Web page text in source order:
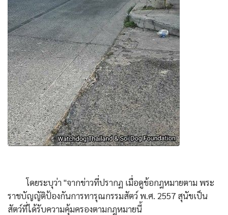
โดยระบุว่า "จากข่าวที่ปรากฏ เมื่อดูข้อกฎหมายตาม พระ
ราชบัญญัติป้องกันการทารุณกรรมสัตว์ พ.ศ. 2557 สุนัขเป็น
สัตว์ที่ได้รับความคุ้มครองตามกฎหมายนี้